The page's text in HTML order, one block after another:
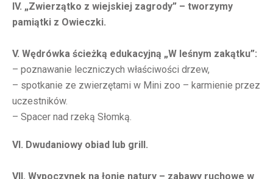
IV. „Zwierzątko z wiejskiej zagrody” – tworzymy
pamiątki z Owieczki.
V. Wędrówka ścieżką edukacyjną „W leśnym zakątku”:
– poznawanie leczniczych właściwości drzew,
– spotkanie ze zwierzętami w Mini zoo – karmienie przez
uczestników.
– Spacer nad rzeką Słomką.
VI. Dwudaniowy obiad lub grill.
VII. Wypoczynek na łonie natury – zabawy ruchowe w